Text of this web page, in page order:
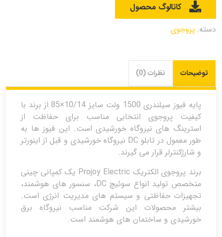
کاتالوگ محصول
دسته: پروجوی
توضیحات نظرات (0)
پایه فیوز سیلندری 1500 ولت سایز 10/14×85 از برند با
کیفیت پروجوی انتخابی مناسب برای حفاظت از
استرینگ های نیروگاه خورشیدی است. این فیوز ها به
طور معمول در تابلو DC نیروگاه خورشیدی و قبل از اینورتر
و شارژکنترلر قرار می گیرند.
برند پروجوی الکتریک Projoy Electric یک کمپانی چینی
متخصص تولید انواع سوئیچ DC، سنسور های هوشمند،
تجهیزات حفاظتی و سیستم های مدیریت انرژی است.
بیشتر محصولات این شرکت مناسب نیروگاه برق
خورشیدی و ساختمان های هوشمند است.